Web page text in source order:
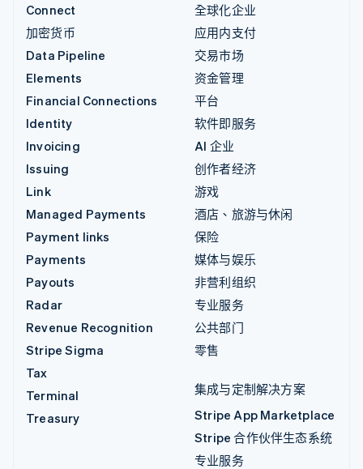
Connect
加密货币
Data Pipeline
Elements
Financial Connections
Identity
Invoicing
Issuing
Link
Managed Payments
Payment links
Payments
Payouts
Radar
Revenue Recognition
Stripe Sigma
Tax
Terminal
Treasury
全球化企业
应用内支付
交易市场
资金管理
平台
软件即服务
AI 企业
创作者经济
游戏
酒店、旅游与休闲
保险
媒体与娱乐
非营利组织
专业服务
公共部门
零售
集成与定制解决方案
Stripe App Marketplace
Stripe 合作伙伴生态系统
专业服务